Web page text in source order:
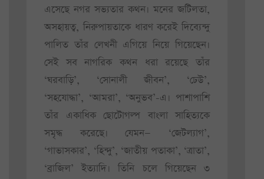
এসেছে নগর সভ্যতার কথন। মনের জটিলতা,
অসহায়ত্ব, নিরুপায়তাকে ধারণ করেই দিব্যেন্দু
পালিত তাঁর লেখনী এগিয়ে নিয়ে গিয়েছেন।
সেই সব নাগরিক কথন ধরা রয়েছে তাঁর
‘ঘরবাড়ি’, ‘সোনালী জীবন’, ‘ঢেউ’,
‘সহযোদ্ধা’, ‘আমরা’, ‘অনুভব’-এ। পাশাপাশি
তাঁর একাধিক ছোটোগল্প বাংলা সাহিত্যকে
সমৃদ্ধ করেছে। যেমন— ‘জেটল্যাগ’,
‘গাভাসকার’, ‘হিন্দু’, ‘জাতীয় পতাকা’, ‘ত্রাতা’,
‘ব্রাজিল’ ইত্যাদি। তিনি চলে গিয়েছেন ৩